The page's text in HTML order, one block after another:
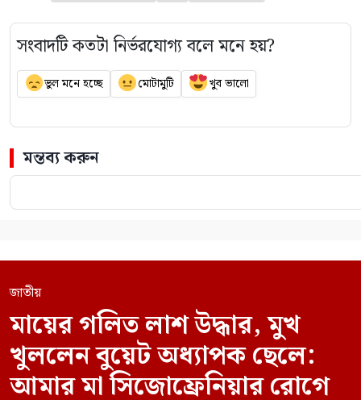
সংবাদটি কতটা নির্ভরযোগ্য বলে মনে হয়?
ভুল মনে হচ্ছে মোটামুটি খুব ভালো
মন্তব্য করুন
জাতীয়
মায়ের গলিত লাশ উদ্ধার, মুখ
খুললেন বুয়েট অধ্যাপক ছেলে:
আমার মা সিজোফ্রেনিয়ার রোগে